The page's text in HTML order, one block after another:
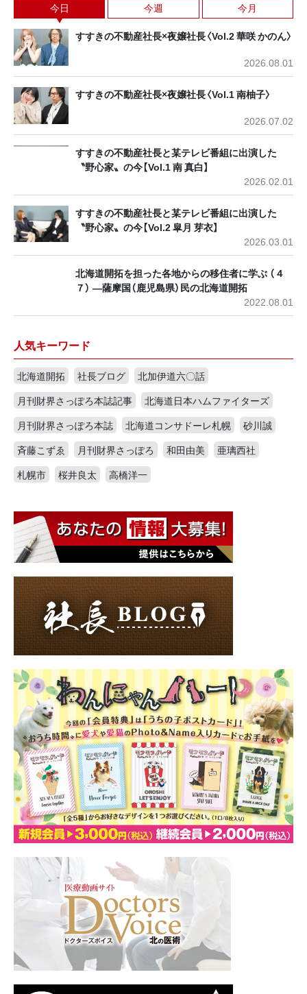
今日 今週 今月
すすきの不動産社長×夜嬢社長〈Vol.2 華咲 かのん〉
2026.08.01
すすきの不動産社長×夜嬢社長〈Vol.1 南柚子〉
2026.07.02
すすきの不動産社長と某テレビ番組に出演した
〝野心家〟の今【Vol.1 南 真白】
2026.02.01
すすきの不動産社長と某テレビ番組に出演した
〝野心家〟の今【Vol.2 皐月 芽衣】
2026.03.01
北海道開拓を担った各地からの移住者に学ぶ （４
７） ―薩摩国（鹿児島県）民の北海道開拓
2022.08.01
人気キーワード
北海道開拓 社長ブログ
北加伊道六〇話
月刊財界さっぽろ本誌記事
北海道日本ハムファイターズ
月刊財界さっぽろ本誌
北海道コンサドーレ札幌
砂川誠
斉藤こずゑ
月刊財界さっぽろ 和田由美
亜璃西社
札幌市
桜井良太 高橋洋一